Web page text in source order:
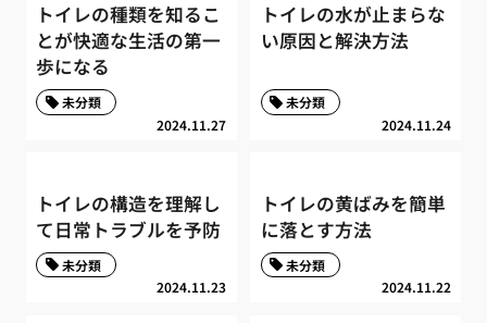
トイレの種類を知るこ
とが快適な生活の第一
歩になる
2024.11.27
未分類
トイレの水が止まらな
い原因と解決方法
2024.11.24
未分類
トイレの構造を理解し
て日常トラブルを予防
2024.11.23
未分類
トイレの黄ばみを簡単
に落とす方法
2024.11.22
未分類